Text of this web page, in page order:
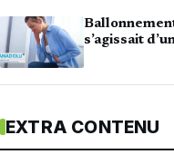
s’agissait
EXTRA CONTENU